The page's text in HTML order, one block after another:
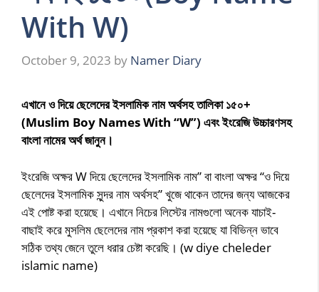
With W)
October 9, 2023 by Namer Diary
এখানে ও দিয়ে ছেলেদের ইসলামিক নাম অর্থসহ তালিকা ১৫০+
(Muslim Boy Names With “W”) এবং ইংরেজি উচ্চারণসহ
বাংলা নামের অর্থ জানুন।
ইংরেজি অক্ষর W দিয়ে ছেলেদের ইসলামিক নাম” বা বাংলা অক্ষর “ও দিয়ে
ছেলেদের ইসলামিক সুন্দর নাম অর্থসহ” খুজে থাকেন তাদের জন্য আজকের
এই পোষ্ট করা হয়েছে। এখানে নিচের লিস্টের নামগুলো অনেক যাচাই-
বাছাই করে মুসলিম ছেলেদের নাম প্রকাশ করা হয়েছে যা বিভিন্ন ভাবে
সঠিক তথ্য জেনে তুলে ধরার চেষ্টা করেছি। (w diye cheleder
islamic name)